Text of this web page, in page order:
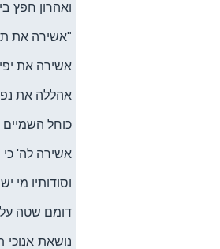
ואהרון חפץ
"אשירה את
אשירה את יפי
אהללה את
כוחל השמיים
אשירה לה' כי
וסודותיו מי
דומם שטה על
נושאת